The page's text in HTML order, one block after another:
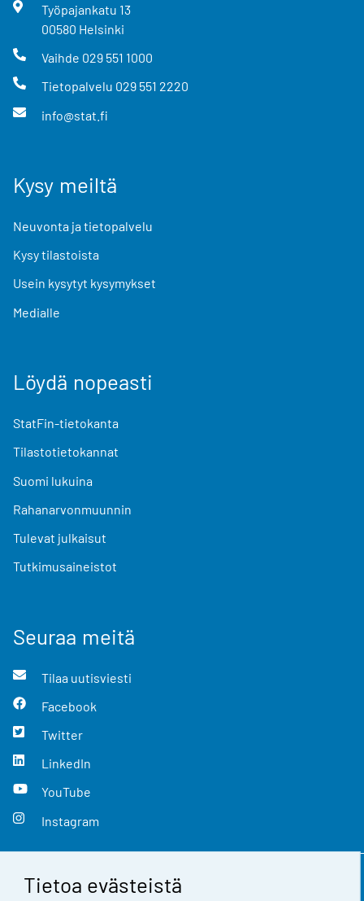
Tietoa evästeistä
Työpajankatu 13
00580 Helsinki
Vaihde 029 551 1000
Tietopalvelu 029 551 2220
info@stat.fi
Kysy meiltä
Neuvonta ja tietopalvelu
Kysy tilastoista
Usein kysytyt kysymykset
Medialle
Löydä nopeasti
StatFin-tietokanta
Tilastotietokannat
Suomi lukuina
Rahanarvonmuunnin
Tulevat julkaisut
Tutkimusaineistot
Seuraa meitä
Tilaa uutisviesti
Facebook
Twitter
LinkedIn
YouTube
Instagram
Yhteystiedot